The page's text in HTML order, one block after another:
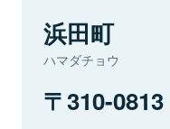
浜田町
ハマダチョウ
310-0813